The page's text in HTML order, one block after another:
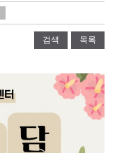
검색 목록